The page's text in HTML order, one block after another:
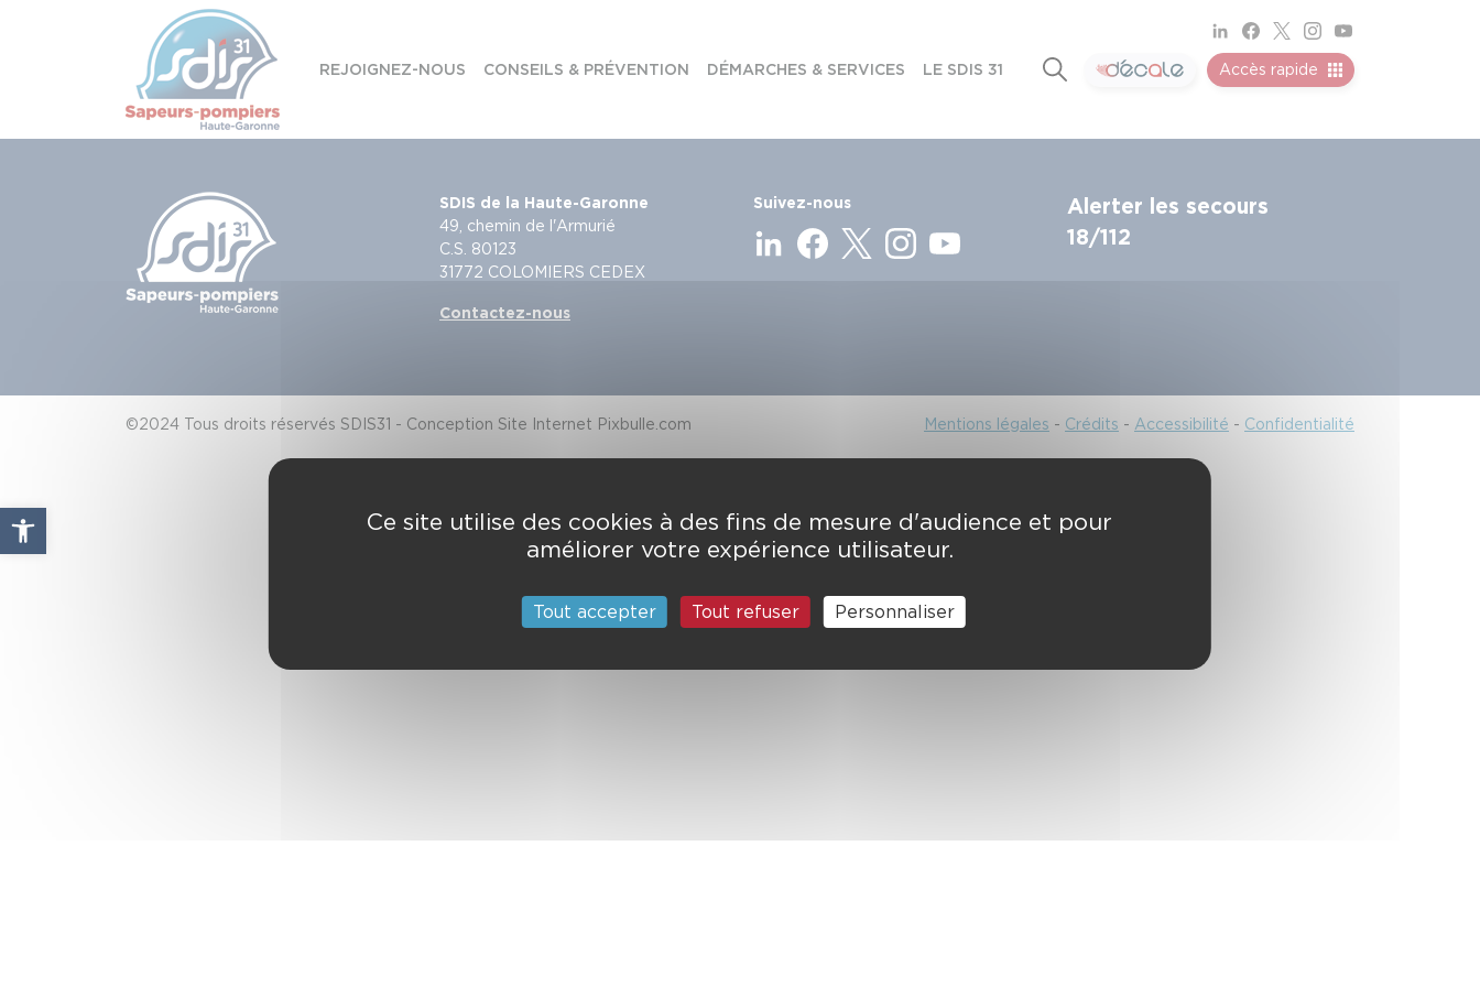
Ouvrir la barre d’outils
REJOIGNEZ-NOUS CONSEILS & PRÉVENTION DÉMARCHES & SERVICES LE SDIS 31 Accès rapide
SDIS de la Haute-Garonne
49, chemin de l'Armurié
C.S. 80123
31772 COLOMIERS CEDEX
Contactez-nous
Suivez-nous
Alerter les secours
18/112
©2024 Tous droits réservés SDIS31 - Conception Site Internet Pixbulle.com Mentions légales - Crédits - Accessibilité - Confidentialité
Panneau de gestion des cookies
Ce site utilise des cookies à des fins de mesure d'audience et pour
améliorer votre expérience utilisateur.
Tout accepter Tout refuser Personnaliser